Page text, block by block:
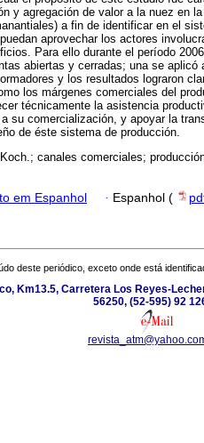
y agregación de valor a la nuez en
a fin de identificar en el
aprovechar los actores
Para ello durante el período
abiertas y cerradas; una se aplicó
y los resultados lograron
los márgenes comerciales del
técnicamente la asistencia
su comercialización, y apoyar la
de éste sistema de producción.
Koch.; canales comerciales;
em Espanhol · Espanhol (
deste periódico, exceto onde está
Km13.5, Carretera Los Reyes-
56250, (52-595) 92